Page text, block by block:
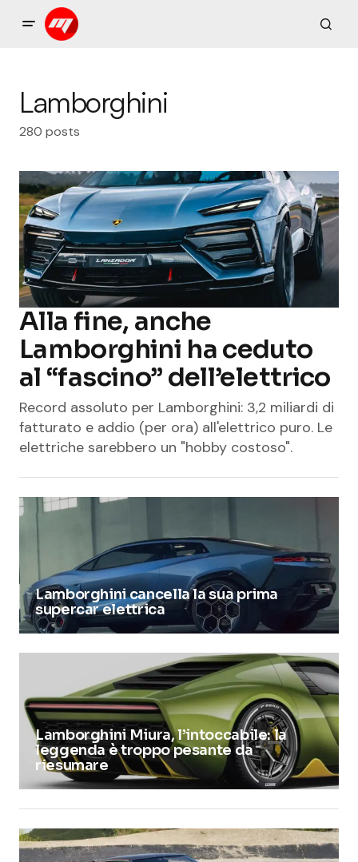
Lamborghini
280 posts
Alla fine, anche
Lamborghini ha ceduto
al “fascino” dell’elettrico
Record assoluto per Lamborghini: 3,2 miliardi di
fatturato e addio (per ora) all'elettrico puro. Le
elettriche sarebbero un "hobby costoso".
Lamborghini cancella la sua prima
supercar elettrica
Lamborghini Miura, l’intoccabile: la
leggenda è troppo pesante da
riesumare